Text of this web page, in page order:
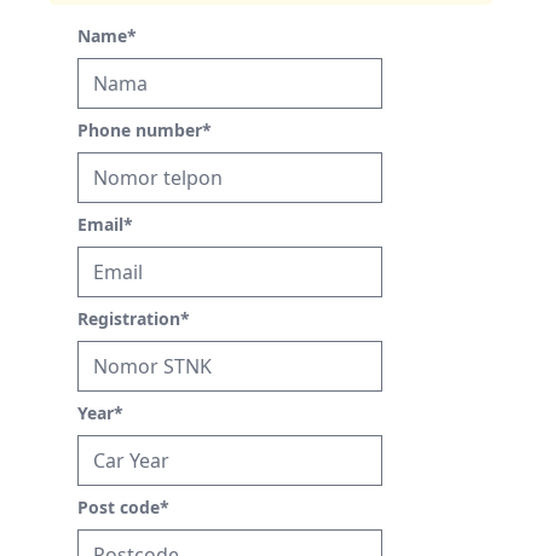
Name*
Phone number*
Email*
Registration*
Year*
Post code*